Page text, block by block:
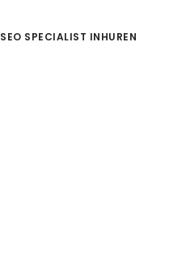
SEO SPECIALIST INHUREN